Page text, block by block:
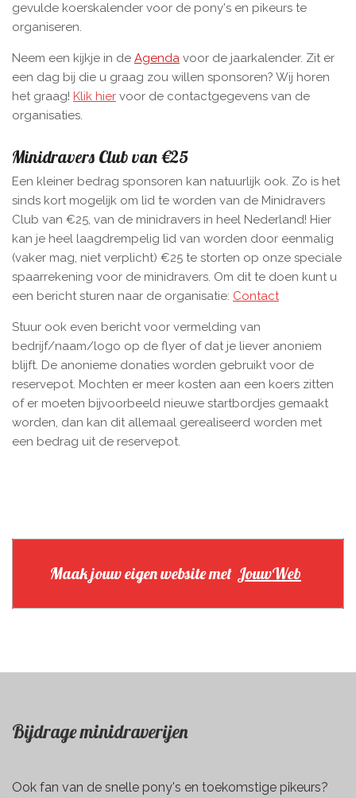
gevulde koerskalender voor de pony's en pikeurs te
organiseren.
Neem een kijkje in de Agenda voor de jaarkalender. Zit er
een dag bij die u graag zou willen sponsoren? Wij horen
het graag! Klik hier voor de contactgegevens van de
organisaties.
Minidravers Club van €25
Een kleiner bedrag sponsoren kan natuurlijk ook. Zo is het
sinds kort mogelijk om lid te worden van de Minidravers
Club van €25, van de minidravers in heel Nederland! Hier
kan je heel laagdrempelig lid van worden door eenmalig
(vaker mag, niet verplicht) €25 te storten op onze speciale
spaarrekening voor de minidravers. Om dit te doen kuntu
een bericht sturen naar de organisatie: Contact
Stuur ook even bericht voor vermelding van
bedrijf/naam/logo op de flyer of dat je liever anoniem
blijft. De anonieme donaties worden gebruikt voor de
reservepot. Mochten er meer kosten aan een koers zitten
of er moeten bijvoorbeeld nieuwe startbordjes gemaakt
worden, dan kan dit allemaal gerealiseerd worden met
een bedrag uit de reservepot.
Maak jouw eigen website met JouwWeb
Bijdrage minidraverijen
Ook fan van de snelle pony's en toekomstige pikeurs?